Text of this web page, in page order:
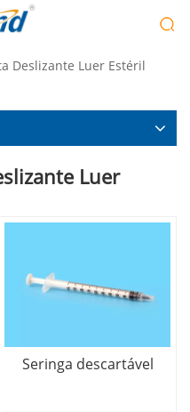
Deslizante Luer Estéril
Luer
Seringa descartável